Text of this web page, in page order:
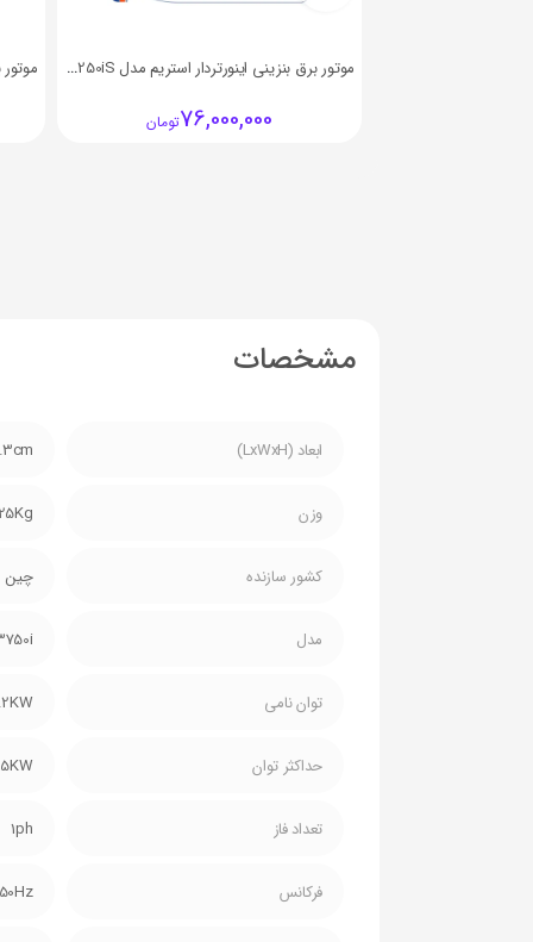
موتور برق بنزینی اینورتردار استریم مدل ST-2250iS
76,000,000تومان
مشخصات
ابعاد (LxWxH)
وزن
کشور سازنده چین
مدل
توان نامی
حداکثر توان
تعداد فاز 1ph
فرکانس 50Hz